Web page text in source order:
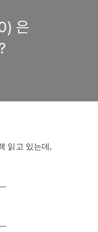
은
읽고 있는데,